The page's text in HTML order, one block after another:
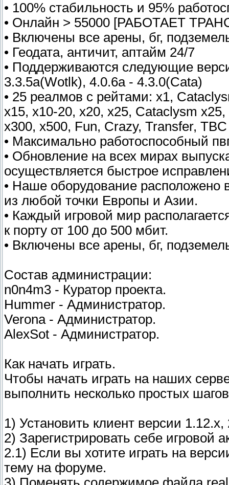
• 100% стабильность и 95%
• Онлайн > 55000 [РАБОТАЕТ
• Включены все арены, бг,
• Геодата, античит, аптайм 24/7
• Поддерживаются следующие
3.3.5a(Wotlk), 4.0.6a - 4.3.0(Cata)
• 25 реалмов с рейтами: x1,
x15, x10-20, x20, x25, Cataclysm
x300, x500, Fun, Crazy, Transfer,
• Максимально работоспособный
• Обновление на всех мирах
осуществляется быстрое
• Наше оборудование расположено
из любой точки Европы и Азии.
• Каждый игровой мир
к порту от 100 до 500 мбит.
• Включены все арены, бг,
Состав администрации:
n0n4m3 - Куратор проекта.
Hummer - Администратор.
Verona - Администратор.
AlexSot - Администратор.
Как начать играть.
Чтобы начать играть на наших
выполнить несколько простых
1) Установить клиент версии
2) Зарегистрировать себе игровой
2.1) Если вы хотите играть на
тему на форуме.